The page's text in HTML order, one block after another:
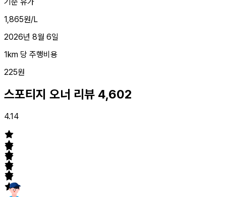
1,865원/L
2026년 8월 6일
1km 당 주행비용
225원
스포티지 오너 리뷰 4,602
4.14